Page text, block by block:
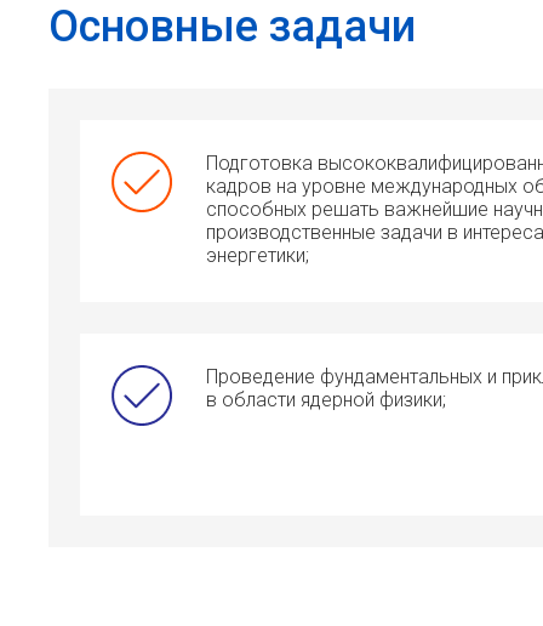
Основные задачи
Подготовка
кадров на уровне международных
способных решать важнейшие
производственные задачи в
энергетики;
Проведение фундаментальных и
в области ядерной физики;